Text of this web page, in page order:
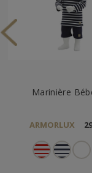
Marinière
ARMORLUX 29